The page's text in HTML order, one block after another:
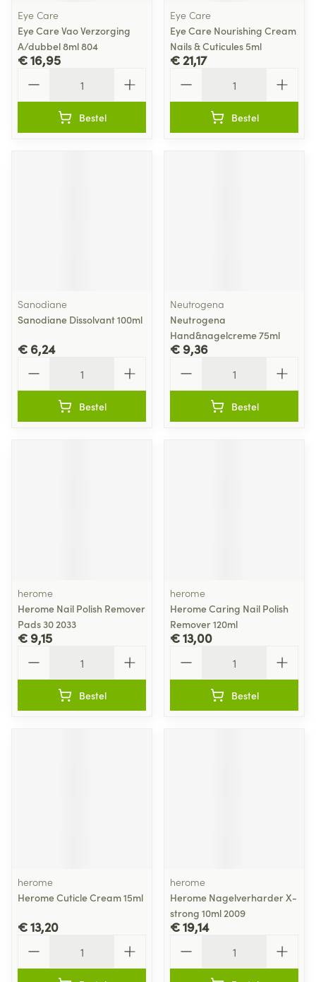
Eye Care
Eye Care Vao Verzorging
A/dubbel 8ml 804
€ 16,95
Bestel
Eye Care
Eye Care Nourishing Cream
Nails & Cuticules 5ml
€ 21,17
Bestel
Sanodiane
Sanodiane Dissolvant 100ml
€ 6,24
Bestel
Neutrogena
Neutrogena
Hand&nagelcreme 75ml
€ 9,36
Bestel
herome
Herome Nail Polish Remover
Pads 30 2033
€ 9,15
Bestel
herome
Herome Caring Nail Polish
Remover 120ml
€ 13,00
Bestel
herome
Herome Cuticle Cream 15ml
€ 13,20
herome
Herome Nagelverharder X-
strong 10ml 2009
€ 19,14